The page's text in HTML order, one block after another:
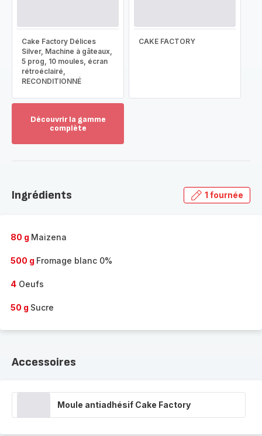
Cake Factory Délices
Silver, Machine à gâteaux,
5 prog, 10 moules, écran
rétroéclairé,
RECONDITIONNÉ
CAKE FACTORY
Découvrir la gamme
complète
gamme
Ingrédients 1 fournée
80 g Maizena
500 g Fromage blanc 0%
4 Oeufs
50 g Sucre
Accessoires
Moule antiadhésif Cake Factory